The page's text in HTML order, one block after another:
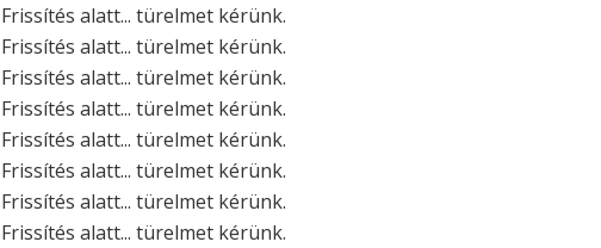
Frissítés alatt... türelmet kérünk.
Frissítés alatt... türelmet kérünk.
Frissítés alatt... türelmet kérünk.
Frissítés alatt... türelmet kérünk.
Frissítés alatt... türelmet kérünk.
Frissítés alatt... türelmet kérünk.
Frissítés alatt... türelmet kérünk.
Frissítés alatt... türelmet kérünk.